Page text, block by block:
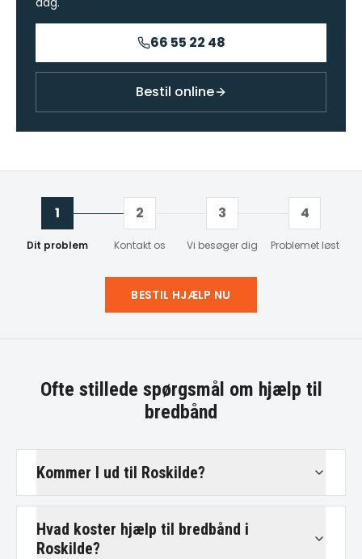
66 55 22 48
Bestil online
1
Dit problem
2
Kontakt os
3
Vi besøger dig
4
Problemet løst
BESTIL HJÆLP NU
Ofte stillede spørgsmål om hjælp til
bredbånd
Kommer I ud til Roskilde?
Hvad koster hjælp til bredbånd i
Roskilde?